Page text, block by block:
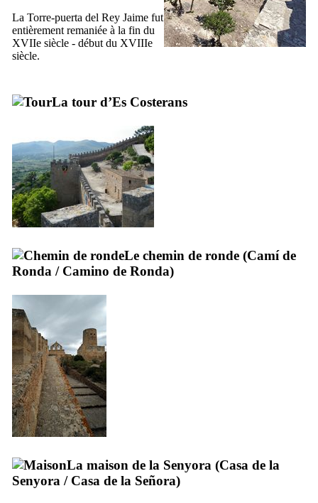
La Torre-puerta del Rey Jaime fut
entièrement remaniée à la fin du
XVIIe siècle - début du XVIIIe
siècle.
La tour d’Es Costerans
Le chemin de ronde (Camí de
Ronda / Camino de Ronda)
La maison de la Senyora (Casa de la
Senyora / Casa de la Señora)